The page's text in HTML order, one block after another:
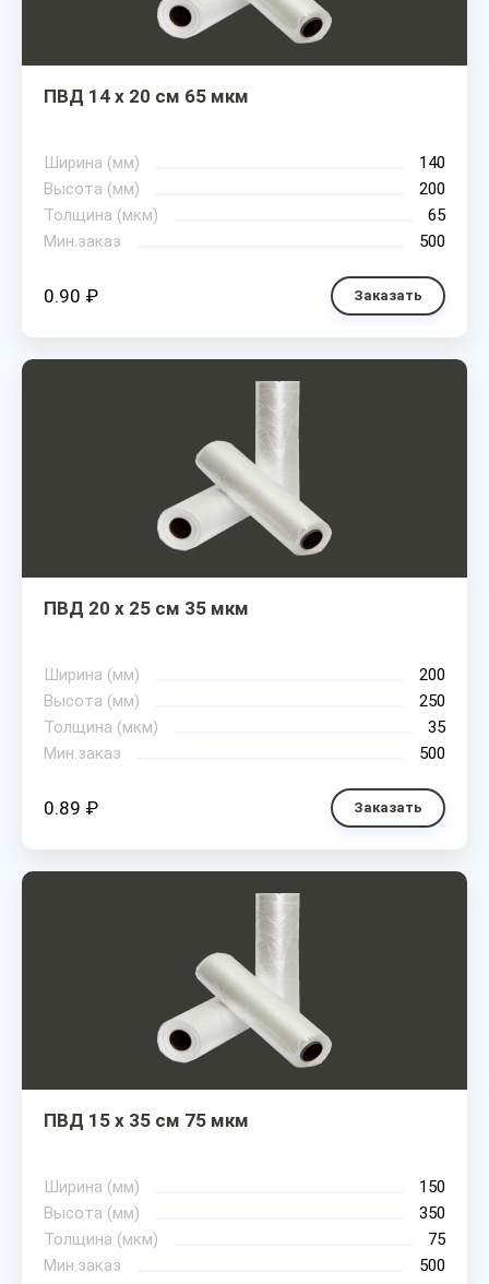
ПВД 14 х 20 см 65 мкм
Ширина (мм)
140
Высота (мм)
200
Толщина (мкм)
65
Мин.заказ
500
0.90 ₽ Заказать
ПВД 20 х 25 см 35 мкм
Ширина (мм)
200
Высота (мм)
250
Толщина (мкм)
35
Мин.заказ
500
0.89 ₽ Заказать
ПВД 15 х 35 см 75 мкм
Ширина (мм)
150
Высота (мм)
350
Толщина (мкм)
75
Мин.заказ
500